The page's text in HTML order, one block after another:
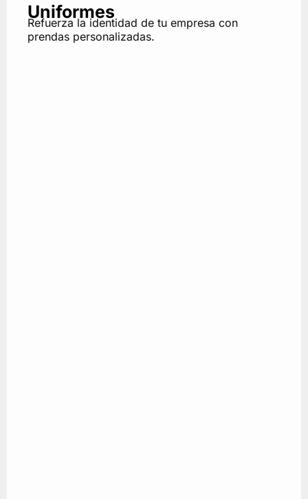
Uniformes
Refuerza la identidad de tu empresa con
prendas personalizadas.